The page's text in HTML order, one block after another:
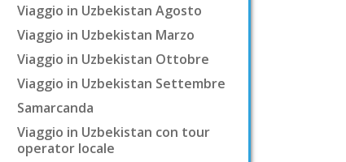
Viaggio in Uzbekistan Agosto
Viaggio in Uzbekistan Marzo
Viaggio in Uzbekistan Ottobre
Viaggio in Uzbekistan Settembre
Samarcanda
Viaggio in Uzbekistan con tour
operator locale